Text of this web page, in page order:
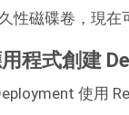
性磁碟卷，現
程式創建
使用